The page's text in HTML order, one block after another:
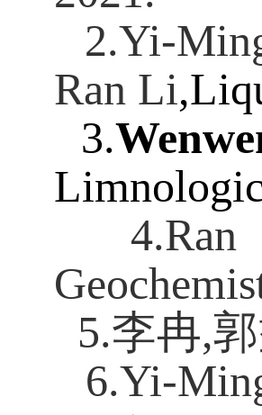
2.Yi-
Ran Li
3.
4.Ran
5.李冉,
6.Yi-